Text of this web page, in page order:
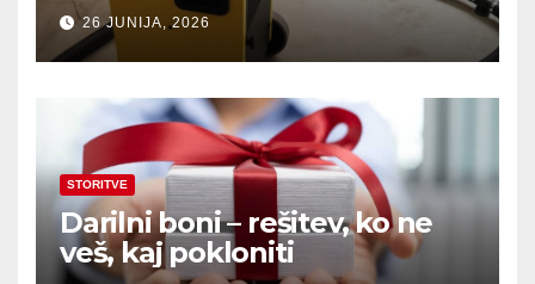
26 JUNIJA, 2026
STORITVE
Darilni boni – rešitev, ko ne
veš, kaj pokloniti